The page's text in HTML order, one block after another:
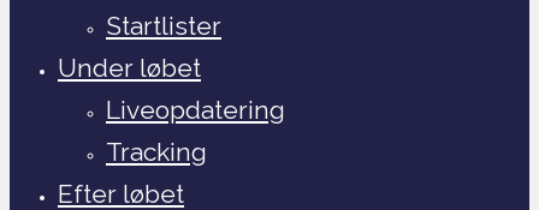
Startlister
Under løbet
Liveopdatering
Tracking
Efter løbet